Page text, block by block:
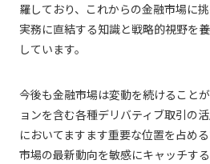
羅しており、これからの金融市場に
実務に直結する知識と戦略的視野を
しています。
今後も金融市場は変動を続けること
ョンを含む各種デリバティブ取引の
においてますます重要な位置を占め
市場の最新動向を敏感にキャッチす